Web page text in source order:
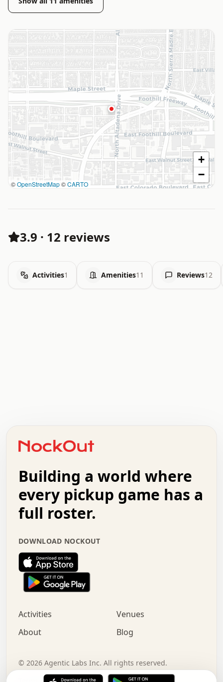
©OpenStreetMap©CARTO
+
−
3.9 · 12 reviews
Activities1 Amenities11 Reviews12
+   .   .   .   .   .   .   .   .   .   +   .   .
.   .   .   .   .   .   .   .   .   .   .   :   .
.   .   .   .   +   .   .   .   .   .   .   .   +
.   :   .   .   .   .   .   .   .   .   o   .   .
.   .   x   .   .   .   .   .   .   :   .   .   o
.   .   .   .   :   .   .   .   .   o   .   .   .
.   .   .   .   .   .   .   :   .   .   .   .   .
.   .   .   .   .   .   .   +   .   .   x   .   .
.   .   .   .   .   :   +   .   .   .   .   .   o
.   .   .   .   .   .   .   .   .   .   .   .   .
.   .   :   o   .   .   .   .   .   .   .   +   .
.   o   .   .   .   .   x   .   .   .   .   .   .
+   .   o   .   .   .   .   o   .   .   .   .
.   +   .   .   .   .   .   .   .   .   :   .   x
.   .   .   .   .   .   .   .   .   .   .   .   .   .
Building a world where
every pickup game has a
full roster.
DOWNLOAD NOCKOUT
Activities
Venues
About
Blog
© 2026 Agentic Labs Inc. All rights reserved.